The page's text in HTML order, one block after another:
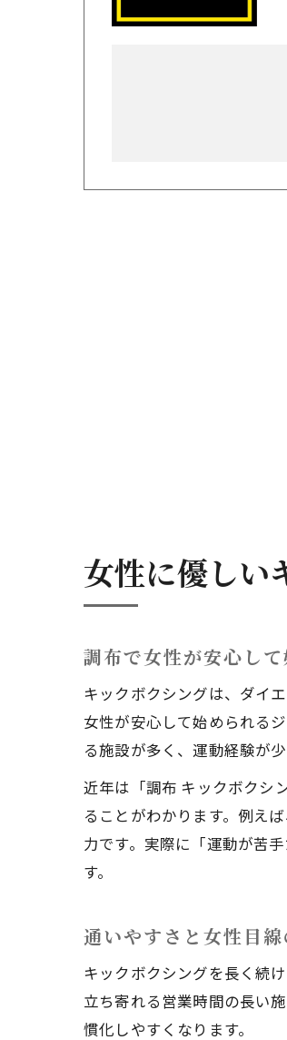
女性に優しい
調布で女性が安心し
キックボクシングは、ダイ
女性が安心して始められる
る施設が多く、運動経験が
近年は「調布 キックボクシ
ることがわかります。例え
力です。実際に「運動が苦
す。
通いやすさと女性目
キックボクシングを長く続
立ち寄れる営業時間の長い
慣化しやすくなります。